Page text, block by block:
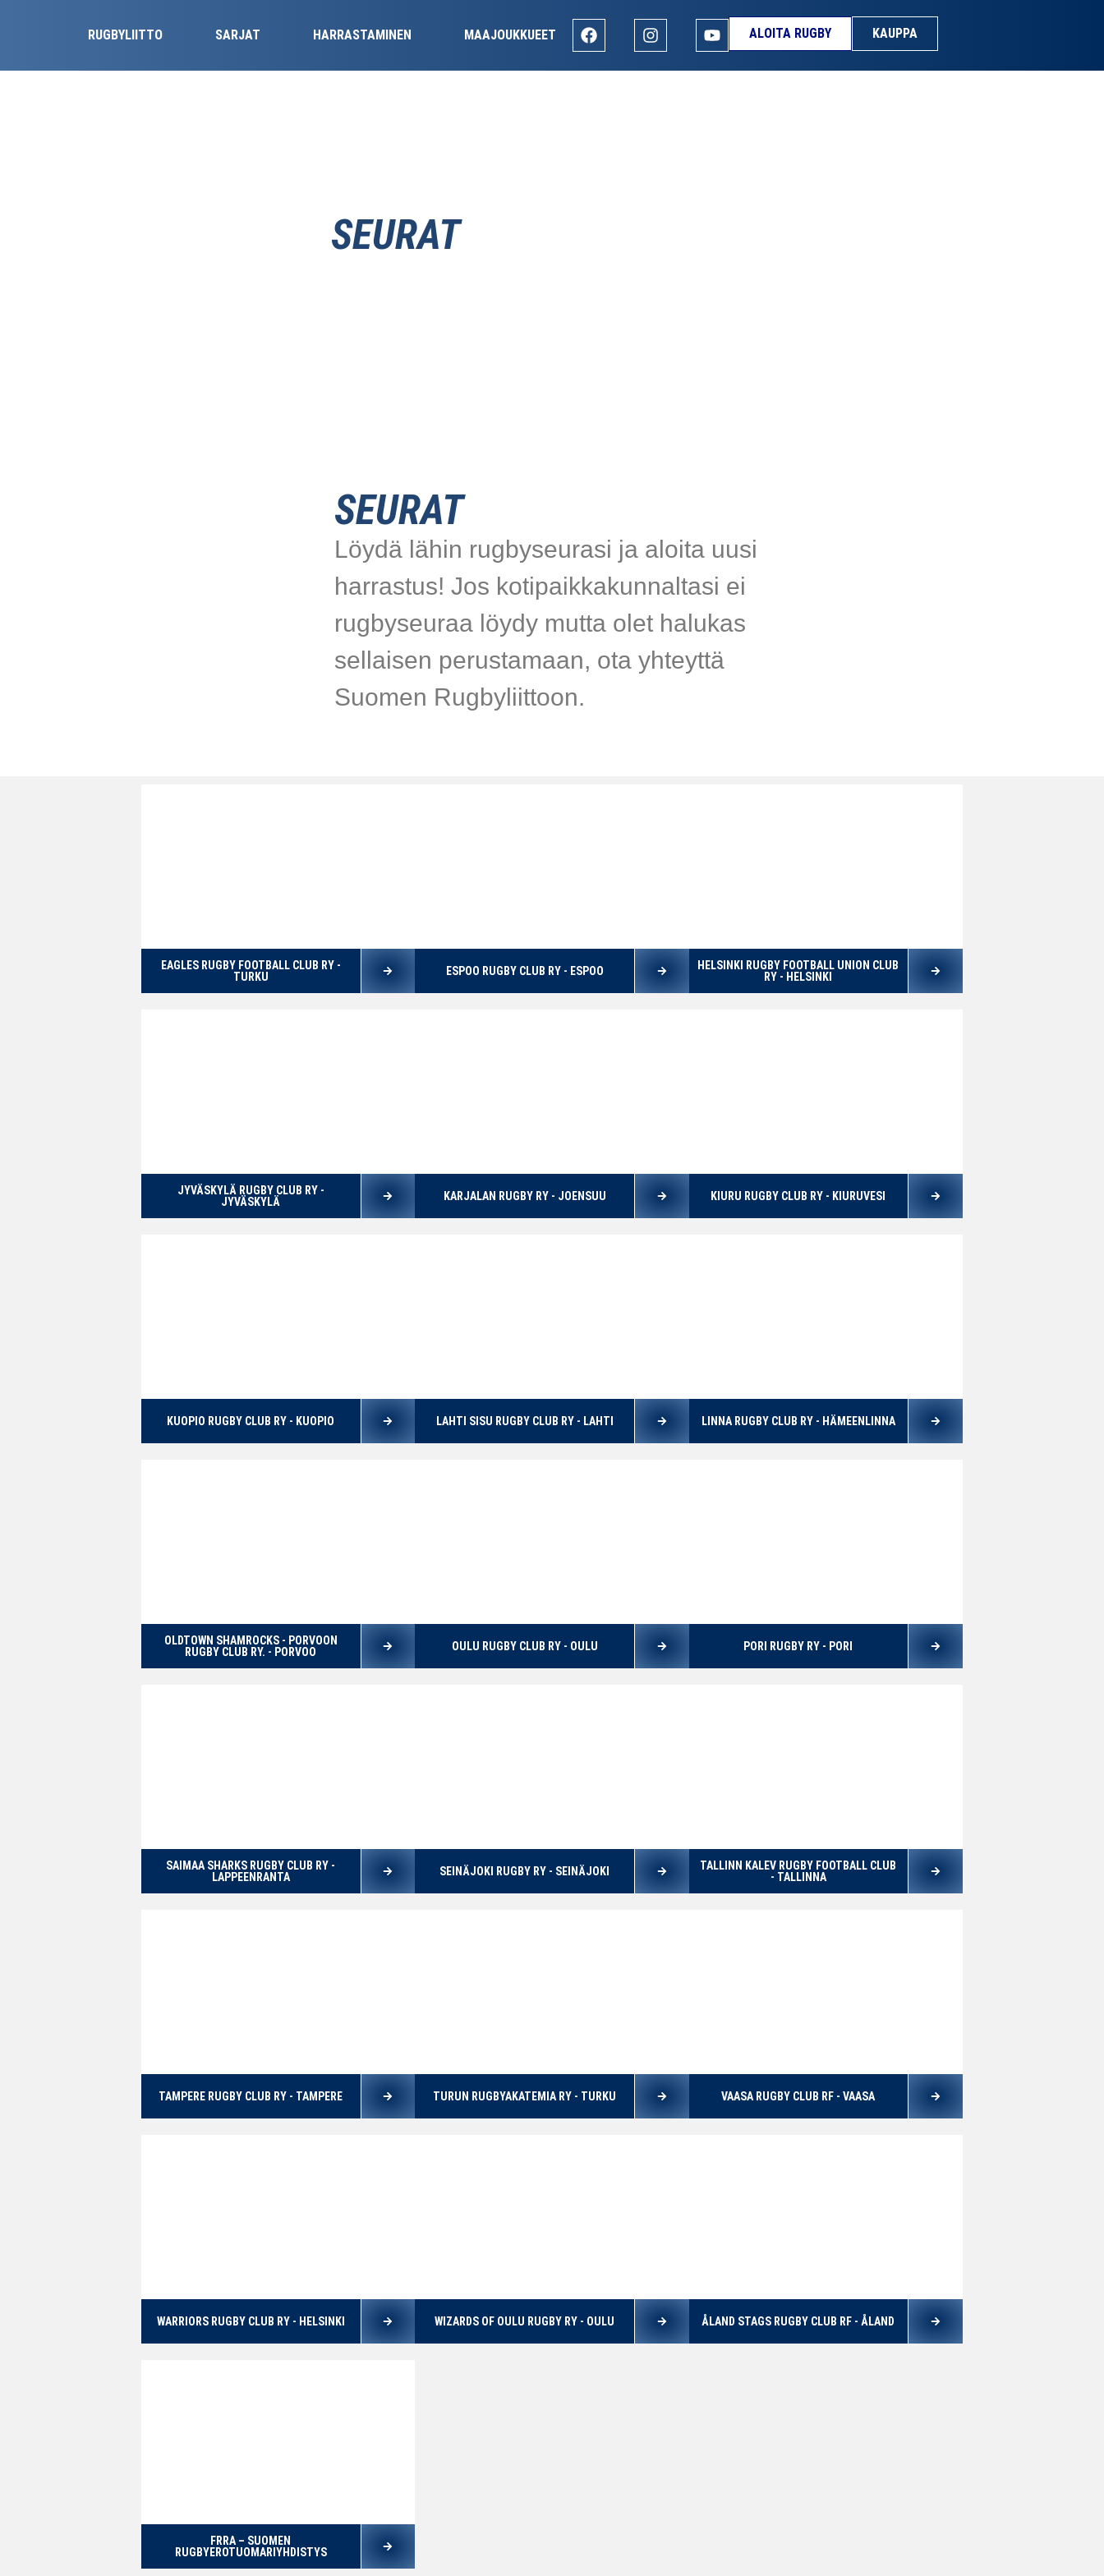
RUGBYLIITTO SARJAT HARRASTAMINEN MAAJOUKKUEET ALOITA RUGBY KAUPPA
SEURAT
SEURAT
Löydä lähin rugbyseurasi ja aloita uusi
harrastus! Jos kotipaikkakunnaltasi ei
rugbyseuraa löydy mutta olet halukas
sellaisen perustamaan, ota yhteyttä
Suomen Rugbyliittoon.
EAGLES RUGBY FOOTBALL CLUB RY -
TURKU
ESPOO RUGBY CLUB RY - ESPOO
HELSINKI RUGBY FOOTBALL UNION CLUB
RY - HELSINKI
JYVÄSKYLÄ RUGBY CLUB RY -
JYVÄSKYLÄ
KARJALAN RUGBY RY - JOENSUU KIURU RUGBY CLUB RY - KIURUVESI
KUOPIO RUGBY CLUB RY - KUOPIO LAHTI SISU RUGBY CLUB RY - LAHTI LINNA RUGBY CLUB RY - HÄMEENLINNA
OLDTOWN SHAMROCKS - PORVOON
RUGBY CLUB RY. - PORVOO
OULU RUGBY CLUB RY - OULU PORI RUGBY RY - PORI
SAIMAA SHARKS RUGBY CLUB RY -
LAPPEENRANTA
SEINÄJOKI RUGBY RY - SEINÄJOKI
TALLINN KALEV RUGBY FOOTBALL CLUB
- TALLINNA
TAMPERE RUGBY CLUB RY - TAMPERE TURUN RUGBYAKATEMIA RY - TURKU VAASA RUGBY CLUB RF - VAASA
WARRIORS RUGBY CLUB RY - HELSINKI WIZARDS OF OULU RUGBY RY - OULU ÅLAND STAGS RUGBY CLUB RF - ÅLAND
FRRA – SUOMEN
RUGBYEROTUOMARIYHDISTYS